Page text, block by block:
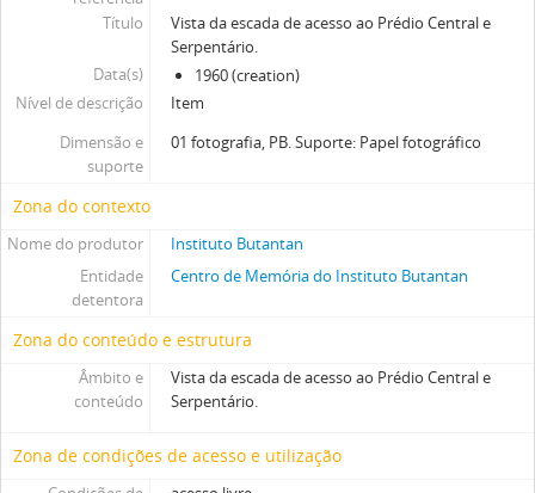
Título
Vista da escada de acesso ao Prédio Central e
Serpentário.
Data(s)
1960 (creation)
Nível de descrição
Item
Dimensão e
suporte
01 fotografia, PB. Suporte: Papel fotográfico
Zona do contexto
Nome do produtor
Instituto Butantan
Entidade
detentora
Centro de Memória do Instituto Butantan
Zona do conteúdo e estrutura
Âmbito e
conteúdo
Vista da escada de acesso ao Prédio Central e
Serpentário.
Zona de condições de acesso e utilização